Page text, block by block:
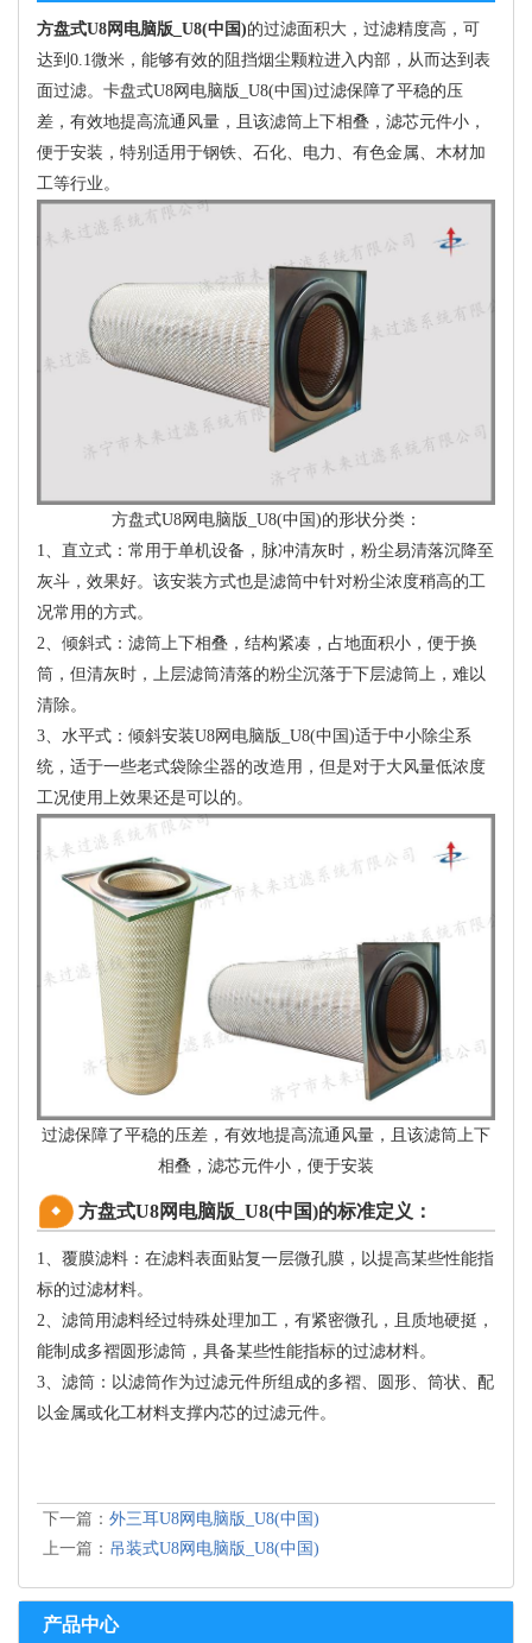
方盘式U8网电脑版_U8(中国)的过滤面积大，过滤精度高，可
达到0.1微米，能够有效的阻挡烟尘颗粒进入内部，从而达到表
面过滤。卡盘式U8网电脑版_U8(中国)过滤保障了平稳的压
差，有效地提高流通风量，且该滤筒上下相叠，滤芯元件小，
便于安装，特别适用于钢铁、石化、电力、有色金属、木材加
工等行业。
方盘式U8网电脑版_U8(中国)的形状分类：
1、直立式：常用于单机设备，脉冲清灰时，粉尘易清落沉降至
灰斗，效果好。该安装方式也是滤筒中针对粉尘浓度稍高的工
况常用的方式。
2、倾斜式：滤筒上下相叠，结构紧凑，占地面积小，便于换
筒，但清灰时，上层滤筒清落的粉尘沉落于下层滤筒上，难以
清除。
3、水平式：倾斜安装U8网电脑版_U8(中国)适于中小除尘系
统，适于一些老式袋除尘器的改造用，但是对于大风量低浓度
工况使用上效果还是可以的。
过滤保障了平稳的压差，有效地提高流通风量，且该滤筒上下
相叠，滤芯元件小，便于安装
方盘式U8网电脑版_U8(中国)的标准定义：
1、覆膜滤料：在滤料表面贴复一层微孔膜，以提高某些性能指
标的过滤材料。
2、滤筒用滤料经过特殊处理加工，有紧密微孔，且质地硬挺，
能制成多褶圆形滤筒，具备某些性能指标的过滤材料。
3、滤筒：以滤筒作为过滤元件所组成的多褶、圆形、筒状、配
以金属或化工材料支撑内芯的过滤元件。
下一篇： 外三耳U8网电脑版_U8(中国)
上一篇： 吊装式U8网电脑版_U8(中国)
产品中心